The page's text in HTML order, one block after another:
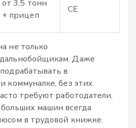
от 3,5 тонн
+ прицеп
CE
не только
Даже
в
коммуналке, без этих
требуют работодатели,
машин всегда
в трудовой книжке.